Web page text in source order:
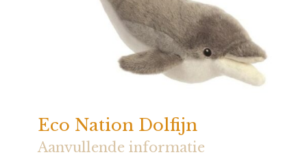
Eco Nation Dolfijn
Aanvullende informatie